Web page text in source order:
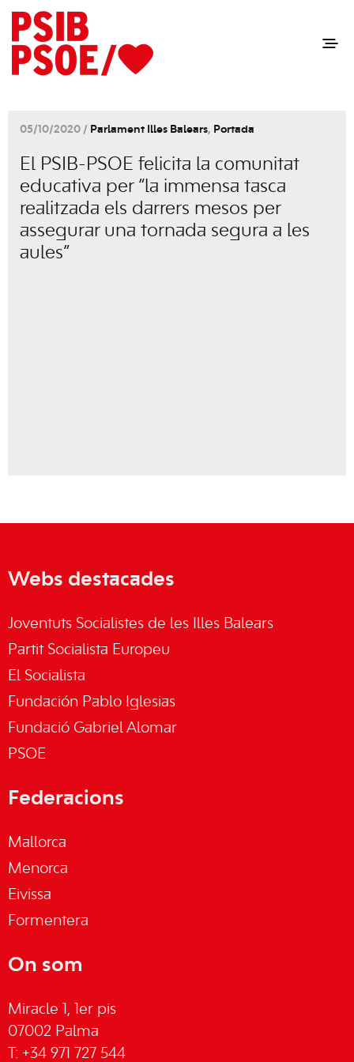
05/10/2020 / Parlament Illes Balears, Portada
El PSIB-PSOE felicita la comunitat
educativa per “la immensa tasca
realitzada els darrers mesos per
assegurar una tornada segura a les
aules”
Webs destacades
Joventuts Socialistes de les Illes Balears
Partit Socialista Europeu
El Socialista
Fundación Pablo Iglesias
Fundació Gabriel Alomar
PSOE
Federacions
Mallorca
Menorca
Eivissa
Formentera
On som
Miracle 1, 1er pis
07002 Palma
T: +34 971 727 544